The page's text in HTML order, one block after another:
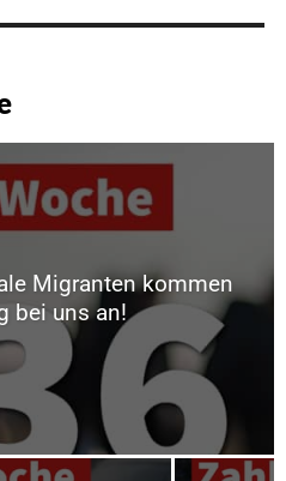
Migranten kommen
bei uns an!